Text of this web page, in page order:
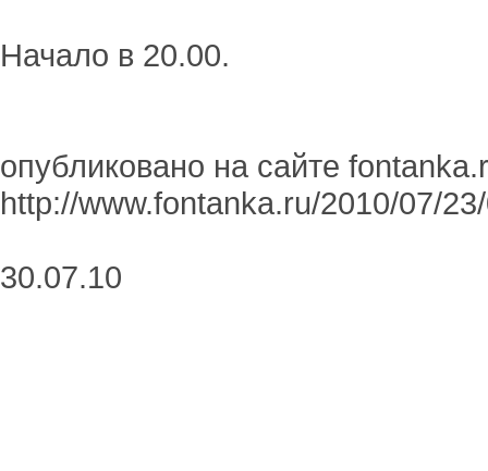
Начало в 20.00.
опубликовано на сайте
http://www.fontanka.ru/2010/07/
30.07.10